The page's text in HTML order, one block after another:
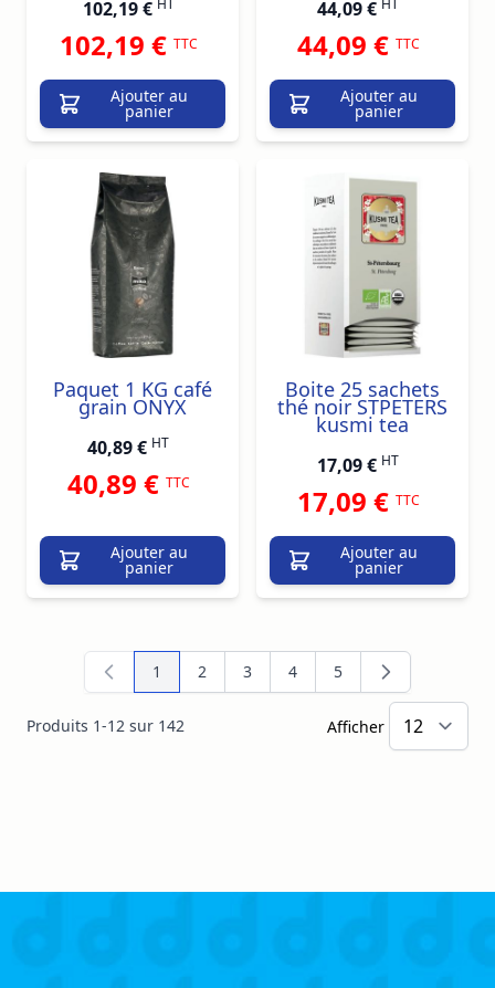
102,19 €
102,19 € TTC
Ajouter au
panier
44,09 €
44,09 € TTC
Ajouter au
panier
Paquet 1 KG café
grain ONYX
40,89 € HT
40,89 € TTC
Ajouter au
panier
Boite 25 sachets
thé noir STPETERS
kusmi tea
17,09 € HT
17,09 € TTC
Ajouter au
panier
Produits 1-12 sur 142
Vous lisez actuellement la page
1 Page
2 Page
3 Page
4 Page
5
Afficher